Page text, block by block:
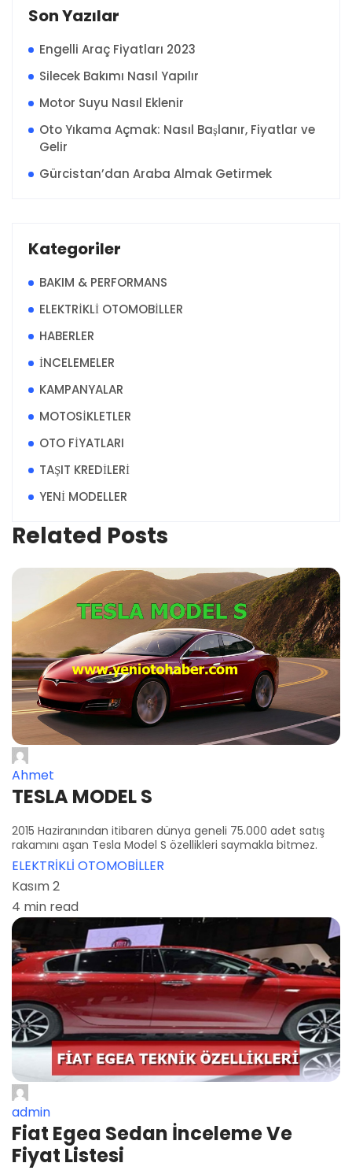
Son Yazılar
Engelli Araç Fiyatları 2023
Silecek Bakımı Nasıl Yapılır
Motor Suyu Nasıl Eklenir
Oto Yıkama Açmak: Nasıl Başlanır, Fiyatlar ve
Gelir
Gürcistan’dan Araba Almak Getirmek
Kategoriler
BAKIM & PERFORMANS
ELEKTRİKLİ OTOMOBİLLER
HABERLER
İNCELEMELER
KAMPANYALAR
MOTOSİKLETLER
OTO FİYATLARI
TAŞIT KREDİLERİ
YENİ MODELLER
Related Posts
Ahmet
TESLA MODEL S
2015 Haziranından itibaren dünya geneli 75.000 adet satış
rakamını aşan Tesla Model S özellikleri saymakla bitmez.
ELEKTRİKLİ OTOMOBİLLER
Kasım 2
4 min read
admin
Fiat Egea Sedan İnceleme Ve
Fiyat Listesi